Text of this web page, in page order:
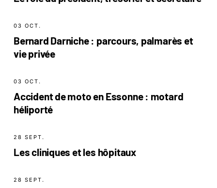
03 OCT.
Bernard Darniche : parcours, palmarès et
vie privée
03 OCT.
Accident de moto en Essonne : motard
héliporté
28 SEPT.
Les cliniques et les hôpitaux
28 SEPT.